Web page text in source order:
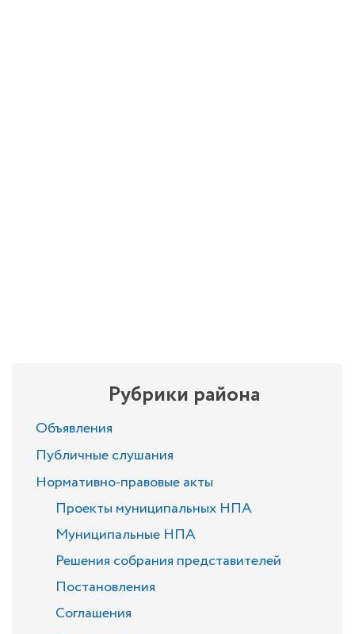
Рубрики района
Объявления
Публичные слушания
Нормативно-правовые акты
Проекты муниципальных НПА
Муниципальные НПА
Решения собрания представителей
Постановления
Соглашения